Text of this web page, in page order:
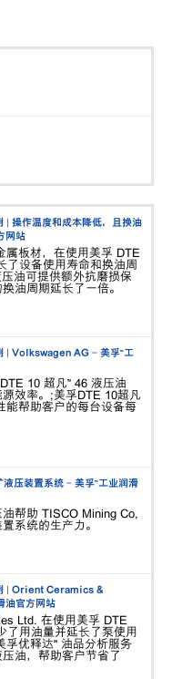
| 操作温度和成本降低，且换油
网站
属板材，在使用美孚 DTE
了设备使用寿命和换油周
油可提供额外抗磨损保
油周期延长了一倍。
| Volkswagen AG - 美孚™工
10 超凡™ 46 液压油
效率。;美孚DTE 10超凡
能帮助客户的每台设备每
压装置系统 - 美孚™工业润滑
帮助 TISCO Mining Co,
系统的生产力。
| Orient Ceramics &
油官方网站
Ltd. 在使用美孚 DTE
了用油量并延长了泵使用
孚优释达℠ 油品分析服务
油，帮助客户节省了